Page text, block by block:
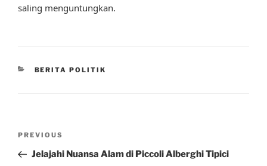
saling menguntungkan.
CATEGORIES
BERITA POLITIK
Previous
Post
PREVIOUS
Jelajahi Nuansa Alam di Piccoli Alberghi Tipici